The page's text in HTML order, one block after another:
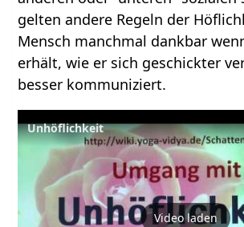
gelten andere Regeln der
Mensch manchmal dankbar
erhält, wie er sich geschickter
besser kommuniziert.
Unhöflichkeit
Video laden